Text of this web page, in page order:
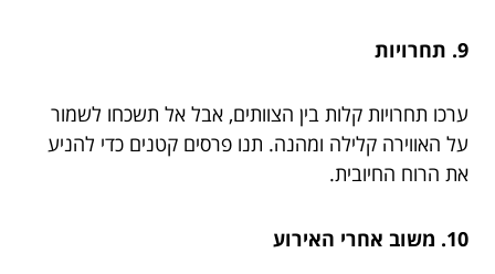
9. תחרויות
ערכו תחרויות קלות בין הצוותים, אבל אל תשכחו לשמור
על האווירה קלילה ומהנה. תנו פרסים קטנים כדי להניע
את הרוח החיובית.
10. משוב אחרי האירוע